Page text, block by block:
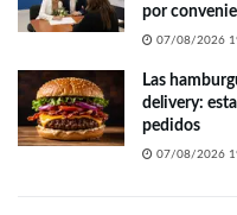
por
07/08/2026
Las
delivery:
pedidos
07/08/2026